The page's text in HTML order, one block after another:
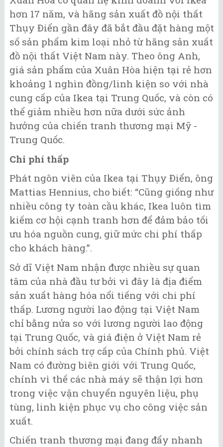
hơn 17 năm, và hãng sản xuất đồ nội thất
Thụy Điển gần đây đã bắt đầu đặt hàng một
số sản phẩm kim loại nhỏ từ hãng sản xuất
đồ nội thất Việt Nam này. Theo ông Anh,
giá sản phẩm của Xuân Hòa hiện tại rẻ hơn
khoảng 1 nghìn đồng/linh kiện so với nhà
cung cấp của Ikea tại Trung Quốc, và còn có
thể giảm nhiều hơn nữa dưới sức ảnh
hưởng của chiến tranh thương mại Mỹ -
Trung Quốc.
Chi phí thấp
Phát ngôn viên của Ikea tại Thụy Điển, ông
Mattias Hennius, cho biết: “Cũng giống như
nhiều công ty toàn cầu khác, Ikea luôn tìm
kiếm cơ hội cạnh tranh hơn để đảm bảo tối
ưu hóa nguồn cung, giữ mức chi phí thấp
cho khách hàng.”.
Sở dĩ Việt Nam nhận được nhiều sự quan
tâm của nhà đầu tư bởi vì đây là địa điểm
sản xuất hàng hóa nổi tiếng với chi phí
thấp. Lương người lao động tại Việt Nam
chỉ bằng nửa so với lương người lao động
tại Trung Quốc, và giá điện ở Việt Nam rẻ
bởi chính sách trợ cấp của Chính phủ. Việt
Nam có đường biên giới với Trung Quốc,
chính vì thế các nhà máy sẽ thận lợi hơn
trong việc vận chuyển nguyên liệu, phụ
tùng, linh kiện phục vụ cho công việc sản
xuất.
Chiến tranh thương mại đang đẩy nhanh